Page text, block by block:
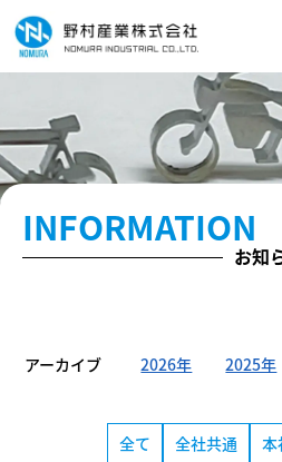
INFORMATION
お知
アーカイブ 2026年 2025年
全て 全社共通 本